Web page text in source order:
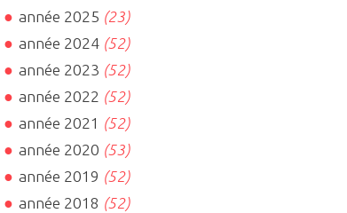
année 2025 (23)
année 2024(52)
année 2023 (52)
année 2022 (52)
année 2021 (52)
année 2020 (53)
année 2019 (52)
année 2018 (52)